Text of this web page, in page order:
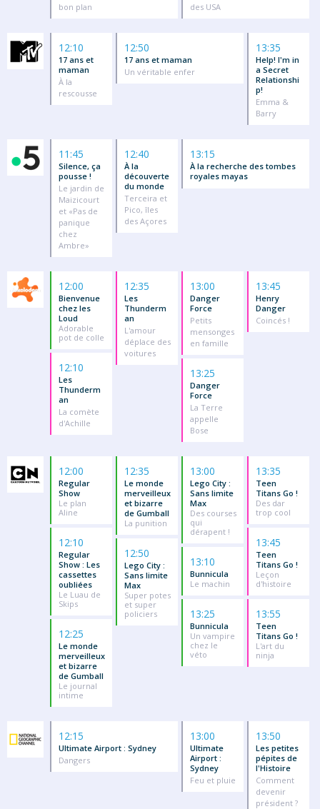
bon plan
des USA
12:10
17 ans et
maman
À la
rescousse
12:50
17 ans et maman
Un véritable enfer
13:35
Help! I'm in
a Secret
Relationshi
p!
Emma &
Barry
11:45
Silence, ça
pousse !
Le jardin de
Maizicourt
et «Pas de
panique
chez
Ambre»
12:40
À la
découverte
du monde
Terceira et
Pico, îles
des Açores
13:15
À la recherche des tombes
royales mayas
12:00
Bienvenue
chez les
Loud
Adorable
pot de colle
12:10
Les
Thunderm
an
La comète
d'Achille
12:35
Les
Thunderm
an
L'amour
déplace des
voitures
13:00
Danger
Force
Petits
mensonges
en famille
13:25
Danger
Force
La Terre
appelle
Bose
13:45
Henry
Danger
Coincés !
12:00
Regular
Show
Le plan
Aline
12:10
Regular
Show : Les
cassettes
oubliées
Le Luau de
Skips
12:25
Le monde
merveilleux
et bizarre
de Gumball
Le journal
intime
12:35
Le monde
merveilleux
et bizarre
de Gumball
La punition
12:50
Lego City :
Sans limite
Max
Super potes
et super
policiers
13:00
Lego City :
Sans limite
Max
Des courses
qui
dérapent !
13:10
Bunnicula
Le machin
13:25
Bunnicula
Un vampire
chez le
véto
13:35
Teen
Titans Go !
Des dar
trop cool
13:45
Teen
Titans Go !
Leçon
d'histoire
13:55
Teen
Titans Go !
L'art du
ninja
12:15
Ultimate Airport : Sydney
Dangers
13:00
Ultimate
Airport :
Sydney
Feu et pluie
13:50
Les petites
pépites de
l'Histoire
Comment
devenir
président ?